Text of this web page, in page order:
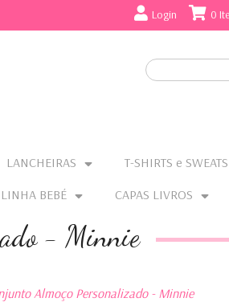
0
Login
LANCHEIRAS
T-SHIRTS e SWEATS
LINHA BEBÉ CAPAS LIVROS
- Minnie
Almoço Personalizado - Minnie